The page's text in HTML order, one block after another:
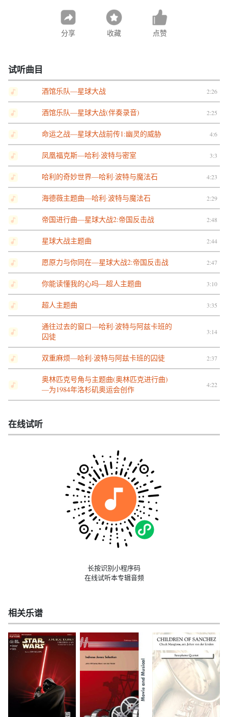
分享 收藏 点赞
试听曲目
酒馆乐队—星球大战 2:26
酒馆乐队—星球大战(伴奏录音) 2:25
命运之战—星球大战前传1:幽灵的威胁 4:6
凤凰福克斯—哈利·波特与密室 3:3
哈利的奇妙世界—哈利·波特与魔法石 4:23
海德薇主题曲—哈利·波特与魔法石 2:29
帝国进行曲—星球大战2:帝国反击战 2:48
星球大战主题曲 2:44
愿原力与你同在—星球大战2:帝国反击战 2:47
你能读懂我的心吗—超人主题曲 3:10
超人主题曲 3:35
通往过去的窗口—哈利·波特与阿兹卡班的
囚徒
3:14
双重麻烦—哈利·波特与阿兹卡班的囚徒 2:37
奥林匹克号角与主题曲(奥林匹克进行曲)
—为1984年洛杉矶奥运会创作
4:22
在线试听
长按识别小程序码
在线试听本专辑音频
相关乐谱